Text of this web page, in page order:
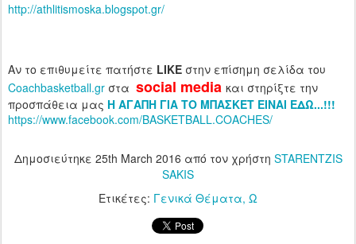
http://athlitismoska.blogspot.gr/
Αν το επιθυμείτε πατήστε LIKE στην επίσημη σελίδα του
Coachbasketball.gr στα social media και στηρίξτε την
προσπάθεια μας H ΑΓΑΠΗ ΓΙΑ ΤΟ ΜΠΑΣΚΕΤ ΕΙΝΑΙ ΕΔΩ...!!!
https://www.facebook.com/BASKETBALL.COACHES/
Δημοσιεύτηκε 25th March 2016 από τον χρήστη STARENTZIS
SAKIS
Ετικέτες: Γενικά Θέματα Ω